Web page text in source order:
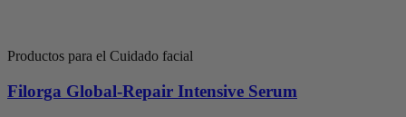
Productos para el Cuidado facial
Filorga Global-Repair Intensive Serum